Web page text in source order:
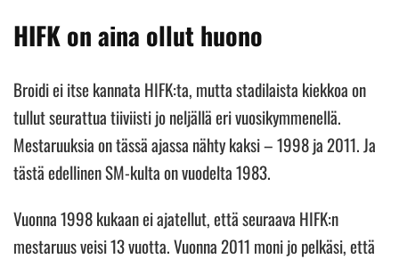
HIFK on aina ollut huono
Broidi ei itse kannata HIFK:ta, mutta stadilaista kiekkoa on
tullut seurattua tiiviisti jo neljällä eri vuosikymmenellä.
Mestaruuksia on tässä ajassa nähty kaksi – 1998 ja 2011. Ja
tästä edellinen SM-kulta on vuodelta 1983.
Vuonna 1998 kukaan ei ajatellut, että seuraava HIFK:n
mestaruus veisi 13 vuotta. Vuonna 2011 moni jo pelkäsi, että